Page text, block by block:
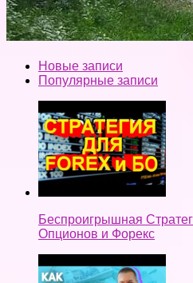
Новые записи
Популярные записи
Беспроигрышная
Опционов и Форекс